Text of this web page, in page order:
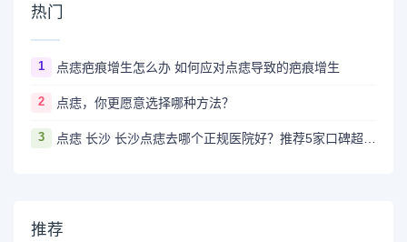
热门
1 点痣疤痕增生怎么办 如何应对点痣导致的疤痕增生
2 点痣，你更愿意选择哪种方法？
3 点痣 长沙 长沙点痣去哪个正规医院好？推荐5家口碑超棒且价格实惠的好医院
推荐